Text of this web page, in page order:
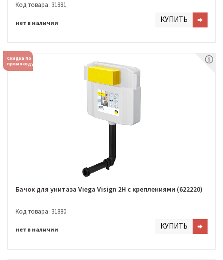
Код товара: 31881
нет в наличии КУПИТЬ
Скидка по
промокоду
Бачок для унитаза Viega Visign 2H с креплениями (622220)
Код товара: 31880
нет в наличии КУПИТЬ